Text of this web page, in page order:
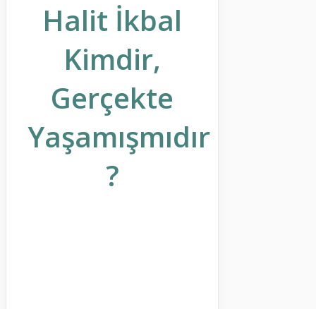
Halit İkbal
Kimdir,
Gerçekte
Yaşamışmıdır
?